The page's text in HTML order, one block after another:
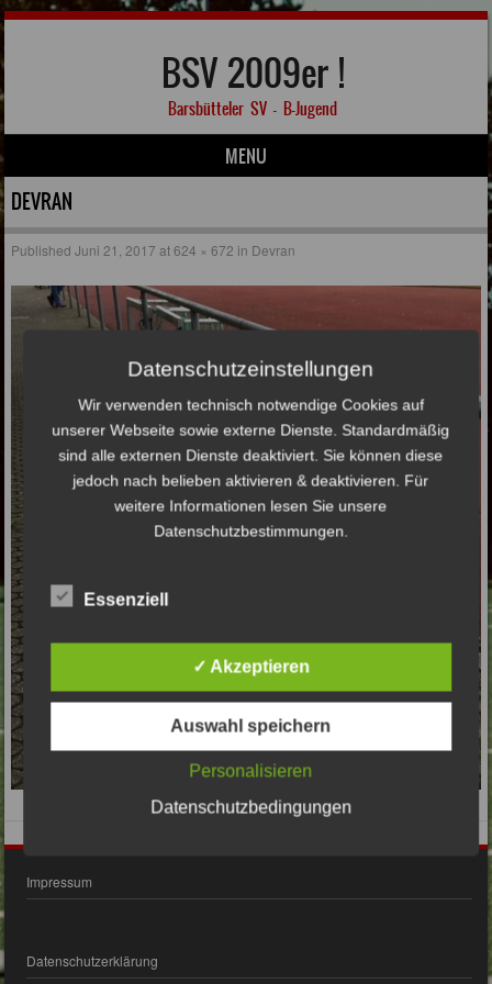
BSV 2009er !
Barsbütteler SV – B-Jugend
MENU
Skip to content
DEVRAN
PublishedJuni 21, 2017 at624 × 672 in Devran
Impressum
Datenschutzerklärung
Datenschutzeinstellungen
Wir verwenden technisch notwendige Cookies auf
unserer Webseite sowie externe Dienste. Standardmäßig
sind alle externen Dienste deaktiviert. Sie können diese
jedoch nach belieben aktivieren & deaktivieren. Für
weitere Informationen lesen Sie unsere
Datenschutzbestimmungen.
Essenziell
✓ Akzeptieren
Auswahl speichern
Personalisieren
Datenschutzbedingungen